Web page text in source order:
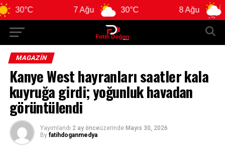
30°C 31°C
MAGAZIN
Kanye West hayranları saatler kala
kuyruğa girdi; yoğunluk havadan
görüntülendi
Yayımlandı 2 ay önceüzerinde Mayıs 30, 2026
By fatihdoganmedya